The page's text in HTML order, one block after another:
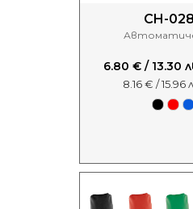
CH-
6.80 € / 13.30
8.16 € / 15.96